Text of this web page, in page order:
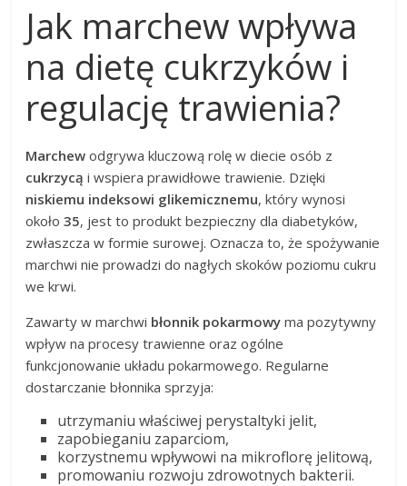
Jak marchew wpływa
na dietę cukrzyków i
regulację trawienia?
Marchew odgrywa kluczową rolę w diecie osób z
cukrzycą i wspiera prawidłowe trawienie. Dzięki
niskiemu indeksowi glikemicznemu, który wynosi
około35, jest to produkt bezpieczny dla diabetyków,
zwłaszcza w formie surowej. Oznacza to, że spożywanie
marchwi nie prowadzi do nagłych skoków poziomu cukru
we krwi.
Zawarty w marchwi błonnik pokarmowy ma pozytywny
wpływ na procesy trawienne oraz ogólne
funkcjonowanie układu pokarmowego. Regularne
dostarczanie błonnika sprzyja:
utrzymaniu właściwej perystaltyki jelit,
zapobieganiu zaparciom,
korzystnemu wpływowi na mikroflorę jelitową,
promowaniu rozwoju zdrowotnych bakterii.